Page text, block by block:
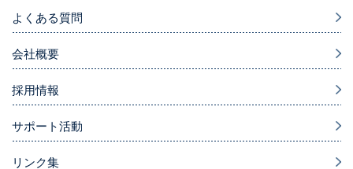
よくある質問
会社概要
採用情報
サポート活動
リンク集